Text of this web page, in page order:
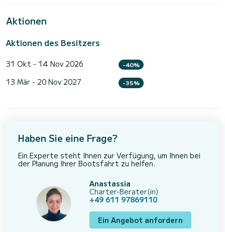
Aktionen
Aktionen des Besitzers
31 Okt - 14 Nov 2026 -40%
13 Mär - 20 Nov 2027 -35%
Haben Sie eine Frage?
Ein Experte steht Ihnen zur Verfügung, um Ihnen bei
der Planung Ihrer Bootsfahrt zu helfen.
Anastassia
Charter-Berater(in)
+49 611 97869110
Ein Angebot anfordern